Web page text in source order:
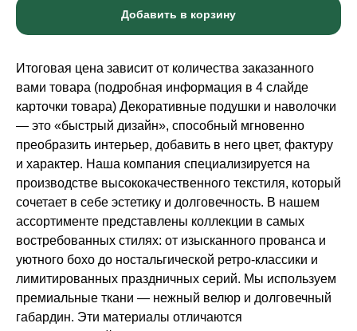
Добавить в корзину
Итоговая цена зависит от количества заказанного
вами товара (подробная информация в 4 слайде
карточки товара) Декоративные подушки и наволочки
— это «быстрый дизайн», способный мгновенно
преобразить интерьер, добавить в него цвет, фактуру
и характер. Наша компания специализируется на
производстве высококачественного текстиля, который
сочетает в себе эстетику и долговечность. В нашем
ассортименте представлены коллекции в самых
востребованных стилях: от изысканного прованса и
уютного бохо до ностальгической ретро-классики и
лимитированных праздничных серий. Мы используем
премиальные ткани — нежный велюр и долговечный
габардин. Эти материалы отличаются